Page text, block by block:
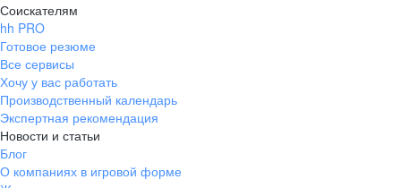
Соискателям
hh PRO
Готовое резюме
Все сервисы
Хочу у вас работать
Производственный календарь
Экспертная рекомендация
Новости и статьи
Блог
О компаниях в игровой форме